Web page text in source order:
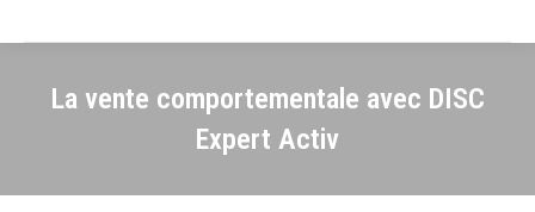
La vente comportementale avec DISC
Expert Activ